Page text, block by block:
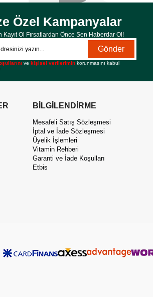
Özel Kampanyalar
Kayıt Ol Fırsatlardan Önce Sen Haberdar Ol!
Gönder
vekişisel verilerimin korunmasını kabul
BİLGİLENDİRME
Mesafeli Satış Sözleşmesi
İptal ve İade Sözleşmesi
Üyelik İşlemleri
Vitamin Rehberi
Garanti ve İade Koşulları
Etbis